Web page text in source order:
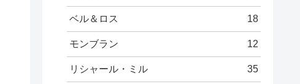
ベル＆ロス 18
モンブラン 12
リシャール・ミル 35